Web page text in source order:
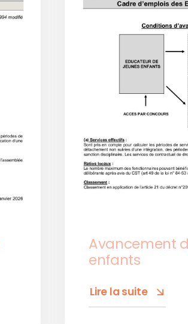
Avancement
enfants
Lire la suite